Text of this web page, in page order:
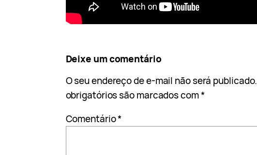
Deixe um comentário
O seu endereço de e-mail não será publicado.
obrigatórios são marcados com*
Comentário*